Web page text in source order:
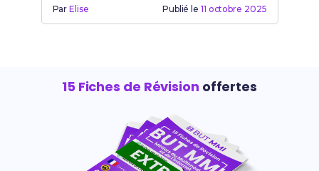
ParElise Publié le 11 octobre 2025
15 Fiches de Révision offertes